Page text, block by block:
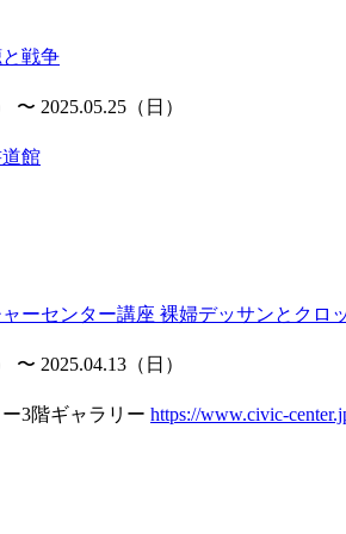
戦争
〜 2025.05.25（日）
館
ーセンター講座 裸婦デッサンとクロ
〜 2025.04.13（日）
3階ギャラリー https://www.civic-